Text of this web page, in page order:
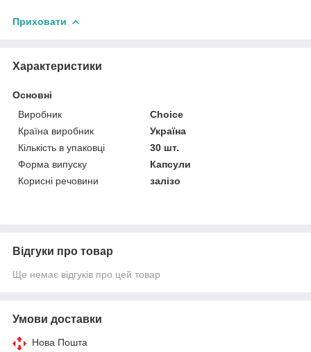
Приховати
Характеристики
Основні
Виробник
Choice
Країна виробник
Україна
Кількість в упаковці
30 шт.
Форма випуску
Капсули
Корисні речовини
залізо
Відгуки про товар
Ще немає відгуків про цей товар
Умови доставки
Нова Пошта